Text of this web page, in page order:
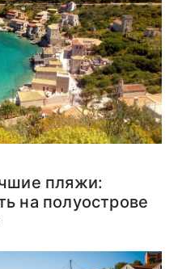
пляжи:
на полуострове